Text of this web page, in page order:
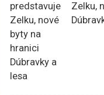
Zelku,